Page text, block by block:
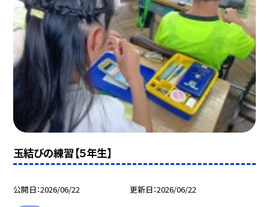
玉結びの練習【５年生】
公開日 2026/06/22 更新日 2026/06/22